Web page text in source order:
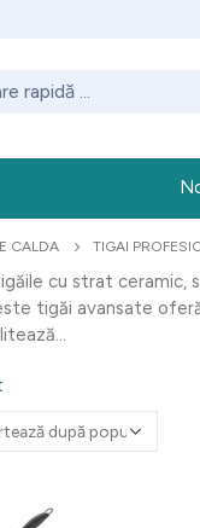
CALDA TIGAI
cu strat ceramic,
tigăi avansate